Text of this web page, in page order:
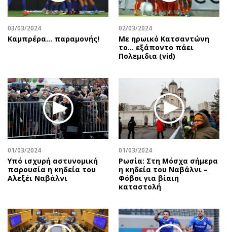
Παιδεία
Υγεία
Πολιτική
Προεδρικές 2023
Δημοσκοπήσεις
Διπλωματία
Αθλητισμός
Κύπρος
Ελλάδα
Διεθνή
Κληρώσεις Allwyn
Οικονομία
Real Estate
Αρθρογραφία
The Hill
Υγεία
Αγγελίες
Πωλούνται
Ζητούν εργασία
Θέσεις εργασίας
Geek
Νέα
Κινητά-tablets
Social
Αυτοκίνηση
Πολιτική
Οικονομία
03/03/2024
Καμπρέρα… παραμονής!
02/03/2024
Με ηρωικό Κατσαντώνη
το... εξάποντο πάει
Πολεμιδια (vid)
01/03/2024
Υπό ισχυρή αστυνομική
παρουσία η κηδεία του
Αλεξέι Ναβάλνι
01/03/2024
Ρωσία: Στη Μόσχα σήμερα
η κηδεία του Ναβάλνι –
Φόβοι για βίαιη
καταστολή